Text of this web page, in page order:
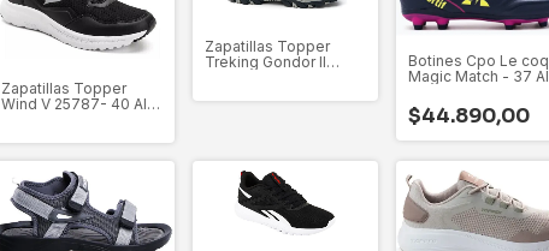
Zapatillas Topper
Wind V 25787- 40 Al
Zapatillas Topper
Treking Gondor II
Botines Cpo Le coq
Magic Match - 37 Al
$44.890,00